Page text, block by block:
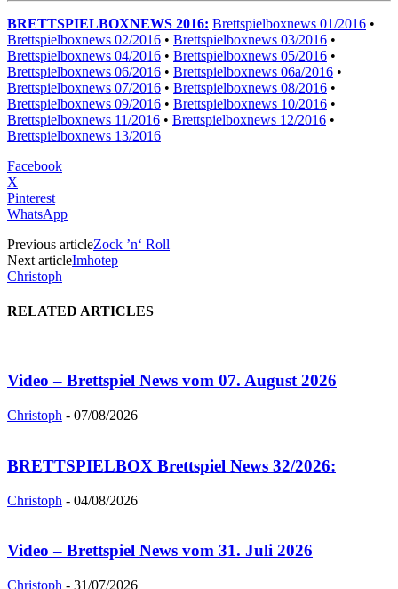
BRETTSPIELBOXNEWS 2016: Brettspielboxnews 01/2016 •
Brettspielboxnews 02/2016 • Brettspielboxnews 03/2016 •
Brettspielboxnews 04/2016 • Brettspielboxnews 05/2016 •
Brettspielboxnews 06/2016 • Brettspielboxnews 06a/2016 •
Brettspielboxnews 07/2016 • Brettspielboxnews 08/2016 •
Brettspielboxnews 09/2016 • Brettspielboxnews 10/2016 •
Brettspielboxnews 11/2016 • Brettspielboxnews 12/2016 •
Brettspielboxnews 13/2016
Facebook
X
Pinterest
WhatsApp
Previous articleZock ’n‘ Roll
Next articleImhotep
Christoph
RELATED ARTICLES
Video – Brettspiel News vom 07. August 2026
Christoph - 07/08/2026
BRETTSPIELBOX Brettspiel News 32/2026:
Christoph - 04/08/2026
Video – Brettspiel News vom 31. Juli 2026
Christoph - 31/07/2026